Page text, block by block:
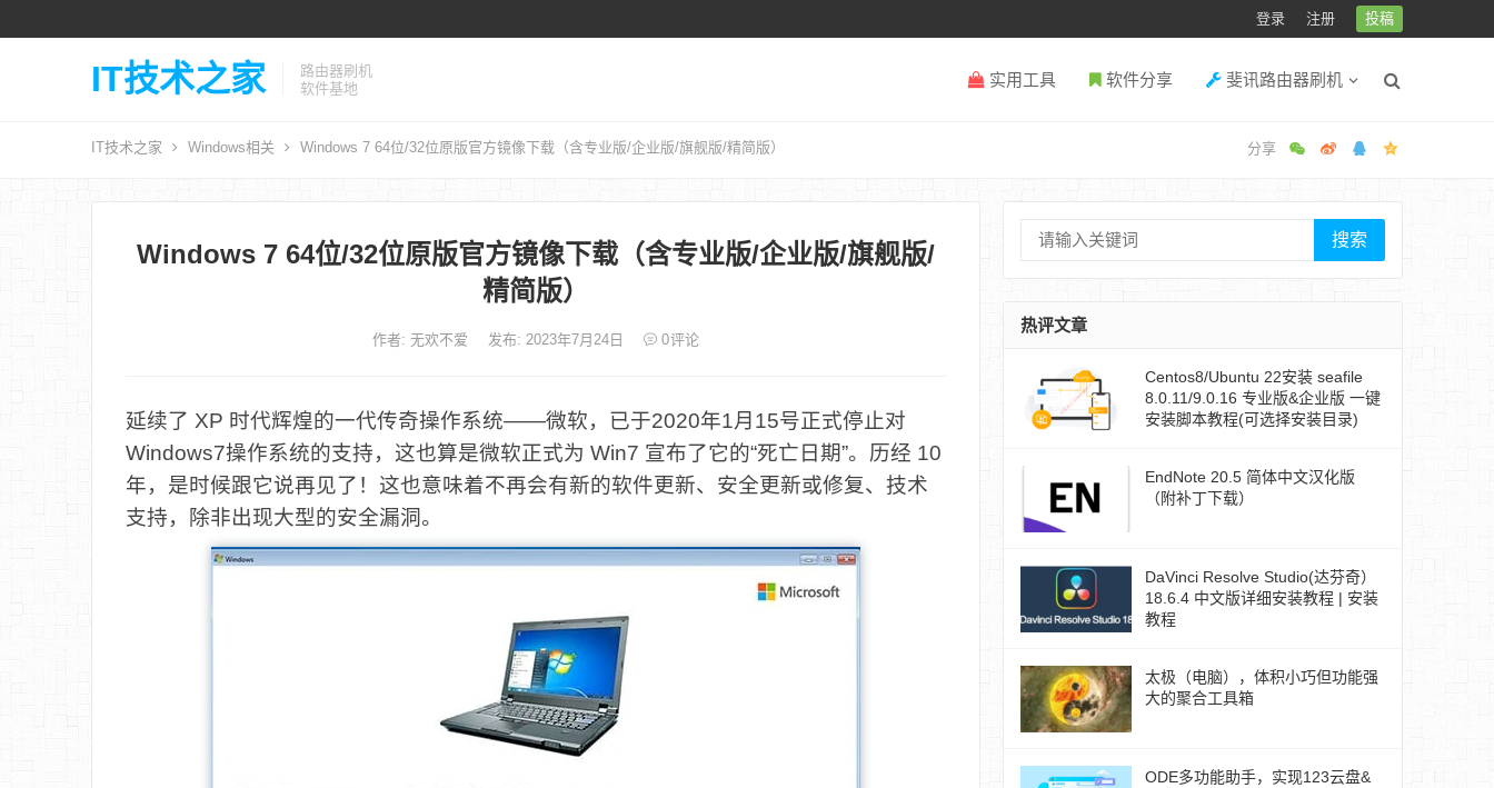
登录 注册 投稿
IT技术之家
路由器刷机
软件基地
实用工具 软件分享 斐讯路由器刷机
IT技术之家 Windows相关 Windows 7 64位/32位原版官方镜像下载（含专业版/企业版/旗舰版/精简版）
Windows 7 64位/32位原版官方镜像下载（含专业版/企业版/旗舰版/
精简版）
作者: 无欢不爱 发布: 2023年7月24日 0评论
延续了 XP 时代辉煌的一代传奇操作系统——微软，已于2020年1月15号正式停止对
Windows7操作系统的支持，这也算是微软正式为 Win7 宣布了它的“死亡日期”。历经 10
年，是时候跟它说再见了！这也意味着不再会有新的软件更新、安全更新或修复、技术
支持，除非出现大型的安全漏洞。
搜索
热评文章
Centos8/Ubuntu 22安装 seafile
8.0.11/9.0.16 专业版&企业版 一键
安装脚本教程(可选择安装目录)
EndNote 20.5 简体中文汉化版
（附补丁下载）
DaVinci Resolve Studio(达芬奇）
18.6.4 中文版详细安装教程 | 安装
教程
太极（电脑），体积小巧但功能强
大的聚合工具箱
ODE多功能助手，实现123云盘&